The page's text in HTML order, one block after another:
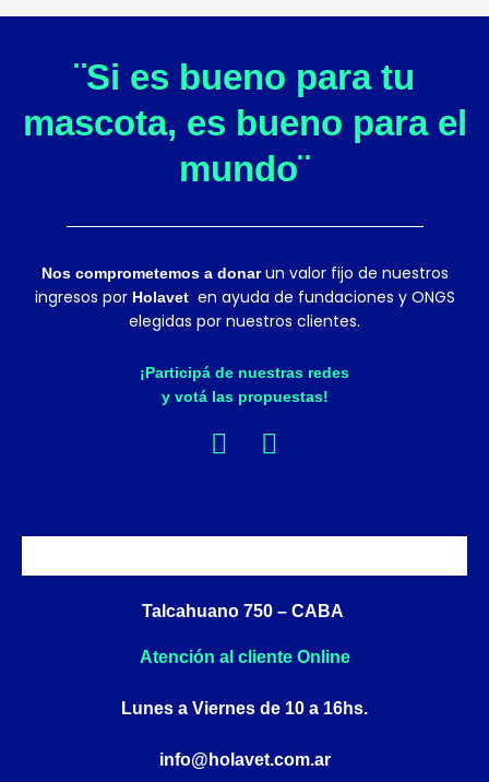
¨Si es bueno para tu
mascota, es bueno para el
mundo¨
Nos comprometemos a donarun valor fijo de nuestros
ingresos por Holavet en ayuda de fundaciones y ONGS
elegidas por nuestros clientes.
¡Participá de nuestras redes
y votá las propuestas!
F
e
o
o
k
-
f
I
t
g
r
m
Talcahuano 750 – CABA
Atención al cliente Online
Lunes a Viernes de 10 a 16hs.
info@holavet.com.ar